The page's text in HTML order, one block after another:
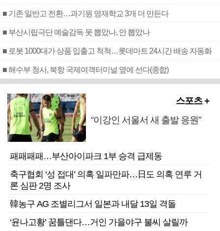
■ 기존 일반고 전환…과기원 영재학교 3개 더 만든다
■ 부산시립극단 예술감독 못 뽑았나, 안 뽑았나
■ 로봇 1000대가 상품 입출고 척척…롯데마트 24시간 배송 자동화
■ 해수부 청사, 북항 국제여객터미널 옆에 선다(종합)
스포츠 +
“이강인 서울서 새 출발 응원”
패패패패…부산아이파크 1부 승격 급제동
축구협회 ‘성 접대’ 의혹 일파만파…日도 의혹 연루 거
론 심판 2명 조사
韓농구 AG 조별리그서 일본과 내달 13일 격돌
‘윤나고황’ 꿈틀댄다…거인 가을야구 불씨 살릴까